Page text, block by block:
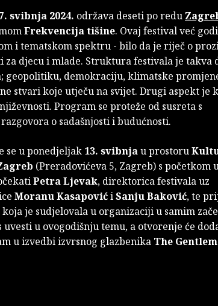
svibnja 2024. održava deseti po redu
Frekvencija tišine. Ovaj festival već
i tematskom spektru - bilo da je riječ o
djecu i mlade. Struktura festivala je takva
geopolitiku, demokraciju, klimatske
stvari koje utječu na svijet. Drugi aspekt je
Program se proteže od susreta s
o sadašnjosti i budućnosti.
se u ponedjeljak 13. svibnjau prostoru
(Preradovićeva 5, Zagreb) s početkom
Petra Ljevak, direktorica festivala uz
Moranu KasapovićiSanju Baković, te
koja je sudjelovala u organizaciji u samim
uvesti u ovogodišnju temu, a otvorenje će
u izvedbi izvrsnog glazbenika The